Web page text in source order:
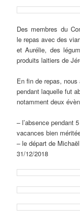
Des membres du
le repas avec des
et Aurélie, des
produits laitiers de
En fin de repas, nous
pendant laquelle fut
notamment deux
– l’absence pendant
vacances bien
– le départ de
31/12/2018